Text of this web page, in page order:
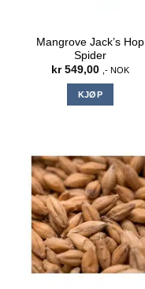
Mangrove Jack’s Hop
Spider
kr549,00 ,- NOK
KJØP